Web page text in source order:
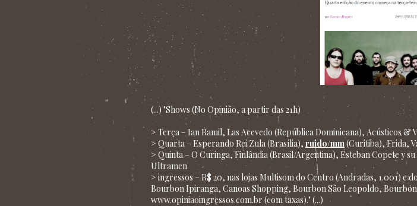
(...) "Shows (No Opinião, a partir das 21h)
> Terça – Ian Ramil, Las Acevedo (República Dominicana), Acústicos
> Quarta – Esperando Rei Zula (Brasília),ruido/mm(Curitiba), Frida,
> Quinta – O Curinga, Finlândia (Brasil/Argentina), Esteban Copete y
Ultramen
> ingressos – R$ 20, nas lojas Multisom do Centro (Andradas, 1.001)
Bourbon Ipiranga, Canoas Shopping, Bourbon São Leopoldo,
www.opiniaoingressos.com.br (com taxas)." (...)